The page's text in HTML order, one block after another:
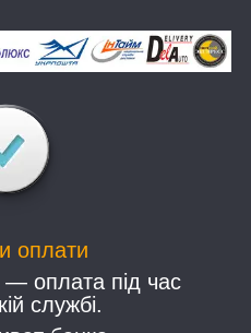
оплати
оплата під час
службі.